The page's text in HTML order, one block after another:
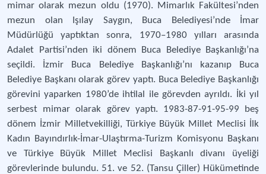
mimar olarak mezun oldu (1970). Mimarlık Fakültesi’nden
mezun olan Işılay Saygın, Buca Belediyesi’nde İmar
Müdürlüğü yaptıktan sonra, 1970–1980 yılları arasında
Adalet Partisi’nden iki dönem Buca Belediye Başkanlığı’na
seçildi. İzmir Buca Belediye Başkanlığı’nı kazanıp Buca
Belediye Başkanı olarak görev yaptı. Buca Belediye Başkanlığı
görevini yaparken 1980’de ihtilal ile görevden ayrıldı. İki yıl
serbest mimar olarak görev yaptı. 1983-87-91-95-99 beş
dönem İzmir Milletvekilliği, Türkiye Büyük Millet Meclisi İlk
Kadın Bayındırlık-İmar-Ulaştırma-Turizm Komisyonu Başkanı
ve Türkiye Büyük Millet Meclisi Başkanlı divanı üyeliği
görevlerinde bulundu. 51. ve 52. (Tansu Çiller) Hükümetinde